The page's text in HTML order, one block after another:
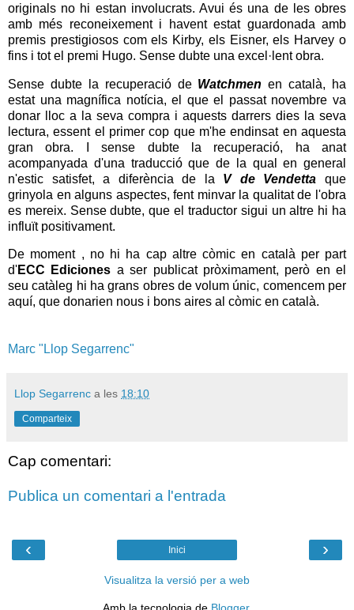
originals no hi estan involucrats. Avui és una de les obres
amb més reconeixement i havent estat guardonada amb
premis prestigiosos com els Kirby, els Eisner, els Harvey o
fins i tot el premi Hugo. Sense dubte una excel·lent obra.
Sense dubte la recuperació de Watchmen en català, ha
estat una magnífica notícia, el que el passat novembre va
donar lloc a la seva compra i aquests darrers dies la seva
lectura, essent el primer cop que m'he endinsat en aquesta
gran obra. I sense dubte la recuperació, ha anat
acompanyada d'una traducció que de la qual en general
n'estic satisfet, a diferència de la V de Vendetta que
grinyola en alguns aspectes, fent minvar la qualitat de l'obra
es mereix. Sense dubte, que el traductor sigui un altre hi ha
influït positivament.
De moment , no hi ha cap altre còmic en català per part
d'ECC Ediciones a ser publicat pròximament, però en el
seu catàleg hi ha grans obres de volum únic, comencem per
aquí, que donarien nous i bons aires al còmic en català.
Marc "Llop Segarrenc"
Llop Segarrenc a les 18:10
Comparteix
Cap comentari:
Publica un comentari a l'entrada
‹ ›
Inici
Visualitza la versió per a web